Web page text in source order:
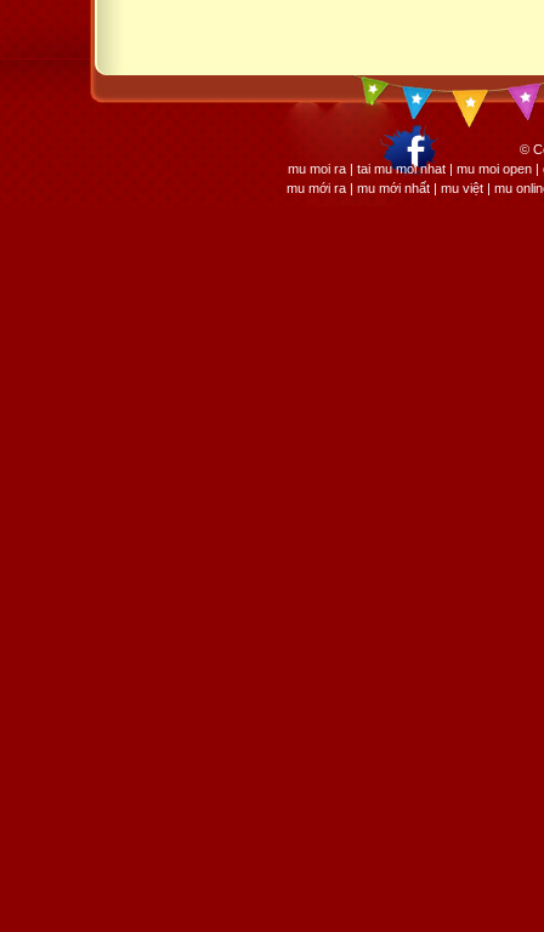
©
mu moi ra | tai mu moi nhat | mu moi open
mu mới ra | mu mới nhất | mu việt | mu